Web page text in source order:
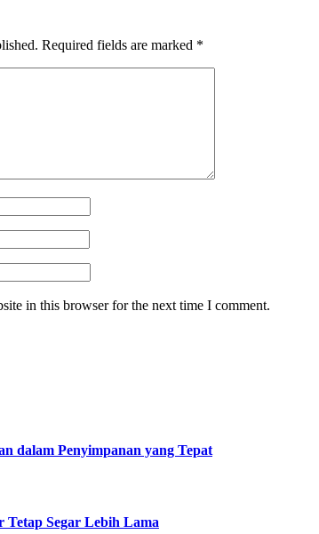
Required fields are marked *
in this browser for the next time I comment.
dalam Penyimpanan yang Tepat
Tetap Segar Lebih Lama